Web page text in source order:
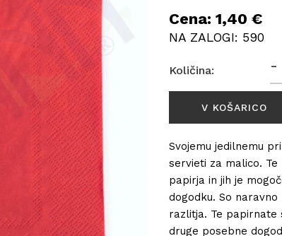
Cena: 1,40 €
NA ZALOGI: 590
Količina: -
Svojemu jedilnemu
servieti za malico.
papirja in jih je
dogodku. So
razlitja. Te papirnate
druge posebne